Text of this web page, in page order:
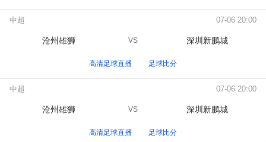
中超 07-06 20:00
沧州雄狮 VS 深圳新鹏城
高清足球直播 足球比分
中超 07-06 20:00
沧州雄狮 VS 深圳新鹏城
高清足球直播 足球比分